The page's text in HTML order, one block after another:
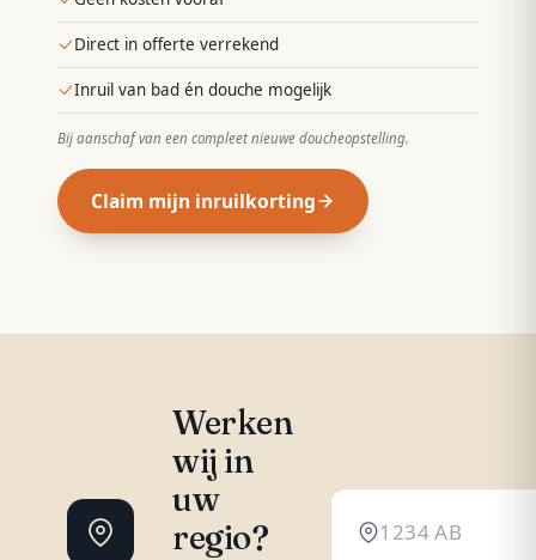
Direct in offerte verrekend
Inruil van bad én douche mogelijk
Bij aanschaf van een compleet nieuwe doucheopstelling.
Claim mijn inruilkorting
Werken
wij in
uw
regio?